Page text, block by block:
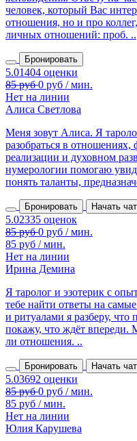
человек, который Вас
отношения, но и про
личных отношений: проб. ..
Бронировать
Нет на линии
Алиса Светлова
Меня зовут Алиса. Я
разобраться в
реализации и духовном
нумерологии помогаю
понять таланты,
Бронировать Начать чат
85 руб / мин.
Нет на линии
Ирина Демина
Я таролог и эзотерик с
тебе найти ответы на
и ритуалами я разберу,
покажу, что ждёт впереди.
ли отношения. ..
Бронировать Начать чат
85 руб / мин.
Нет на линии
Юлия Карушева